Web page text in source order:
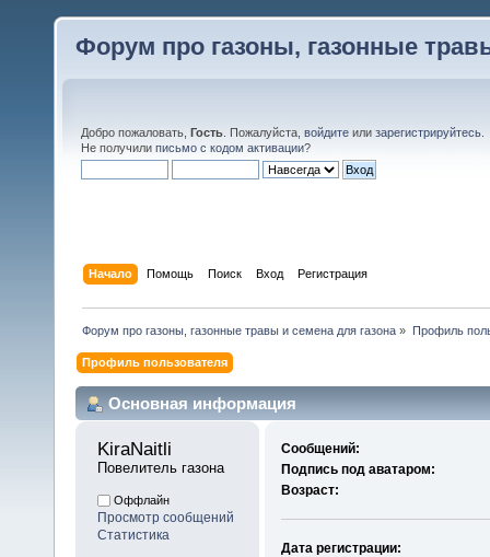
Форум про газоны, газонные
Добро пожаловать, Гость . Пожалуйста, войдите или зарегистрируйтесь
Не получили письмо с кодом активации?
Начало Помощь Поиск Вход Регистрация
Форум про газоны, газонные травы и семена для газона » Профиль
Профиль пользователя
Основная информация
KiraNaitli
Повелитель газона
Оффлайн
Просмотр сообщений
Статистика
Сообщений:
Подпись под аватаром:
Возраст:
Дата регистрации: